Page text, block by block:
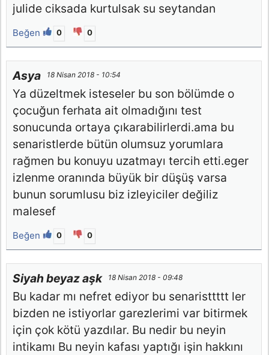
julide ciksada kurtulsak su seytandan
Beğen 0 0
Asya 18 Nisan 2018 - 10:54
Ya düzeltmek isteseler bu son bölümde o
çocuğun ferhata ait olmadığını test
sonucunda ortaya çıkarabilirlerdi.ama bu
senaristlerde bütün olumsuz yorumlara
rağmen bu konuyu uzatmayı tercih etti.eger
izlenme oranında büyük bir düşüş varsa
bunun sorumlusu biz izleyiciler değiliz
malesef
Beğen 0 0
Siyah beyaz aşk 18 Nisan 2018 - 09:48
Bu kadar mı nefret ediyor bu senaristtttt ler
bizden ne istiyorlar garezlerimi var bitirmek
için çok kötü yazdılar. Bu nedir bu neyin
intikamı Bu neyin kafası yaptığı işin hakkını